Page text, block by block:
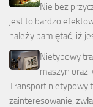
Nie bez
jest to bardzo
należy pamiętać, iż
Nietypowy
maszyn oraz
Transport nietypowy
zainteresowanie,